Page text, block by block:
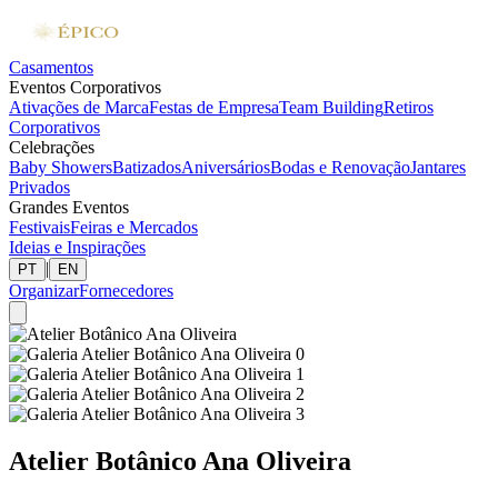
Casamentos
Eventos Corporativos
Ativações de MarcaFestas de EmpresaTeam BuildingRetiros
Corporativos
Celebrações
Baby ShowersBatizadosAniversáriosBodas e RenovaçãoJantares
Privados
Grandes Eventos
FestivaisFeiras e Mercados
Ideias e Inspirações
PT | EN
OrganizarFornecedores
Atelier Botânico Ana Oliveira